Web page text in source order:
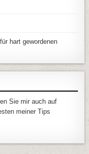
hart gewordenen
Sie mir auch auf
meiner Tips